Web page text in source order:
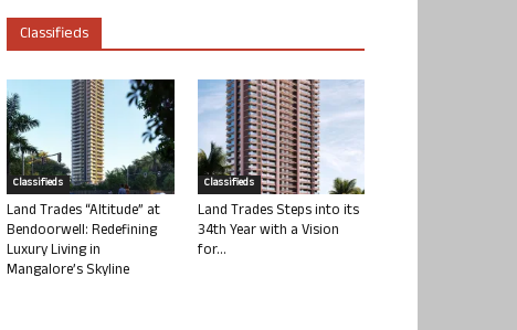
Classifieds
Classifieds
Land Trades “Altitude” at
Bendoorwell: Redefining
Luxury Living in
Mangalore’s Skyline
Classifieds
Land Trades Steps into its
34th Year with a Vision
for...